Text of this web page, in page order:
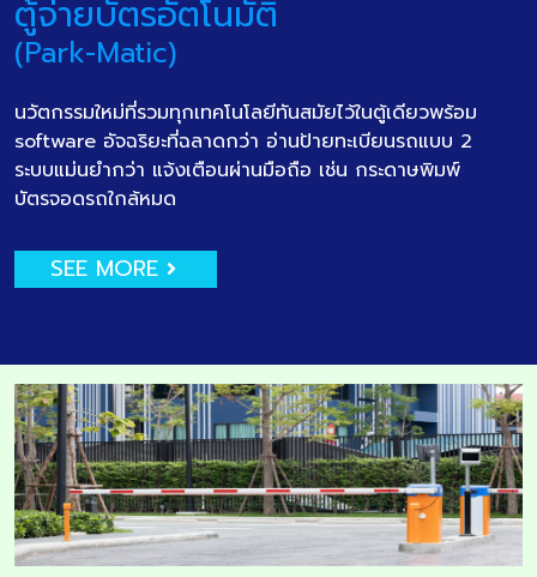
ตู้จ่ายบัตรอัตโนมัติ
(Park-Matic)
นวัตกรรมใหม่ที่รวมทุกเทคโนโลยีทันสมัยไว้ในตู้เดียวพร้อม
software อัจฉริยะที่ฉลาดกว่า อ่านป้ายทะเบียนรถแบบ 2
ระบบแม่นยำกว่า แจ้งเตือนผ่านมือถือ เช่น กระดาษพิมพ์
บัตรจอดรถใกล้หมด
SEE MORE